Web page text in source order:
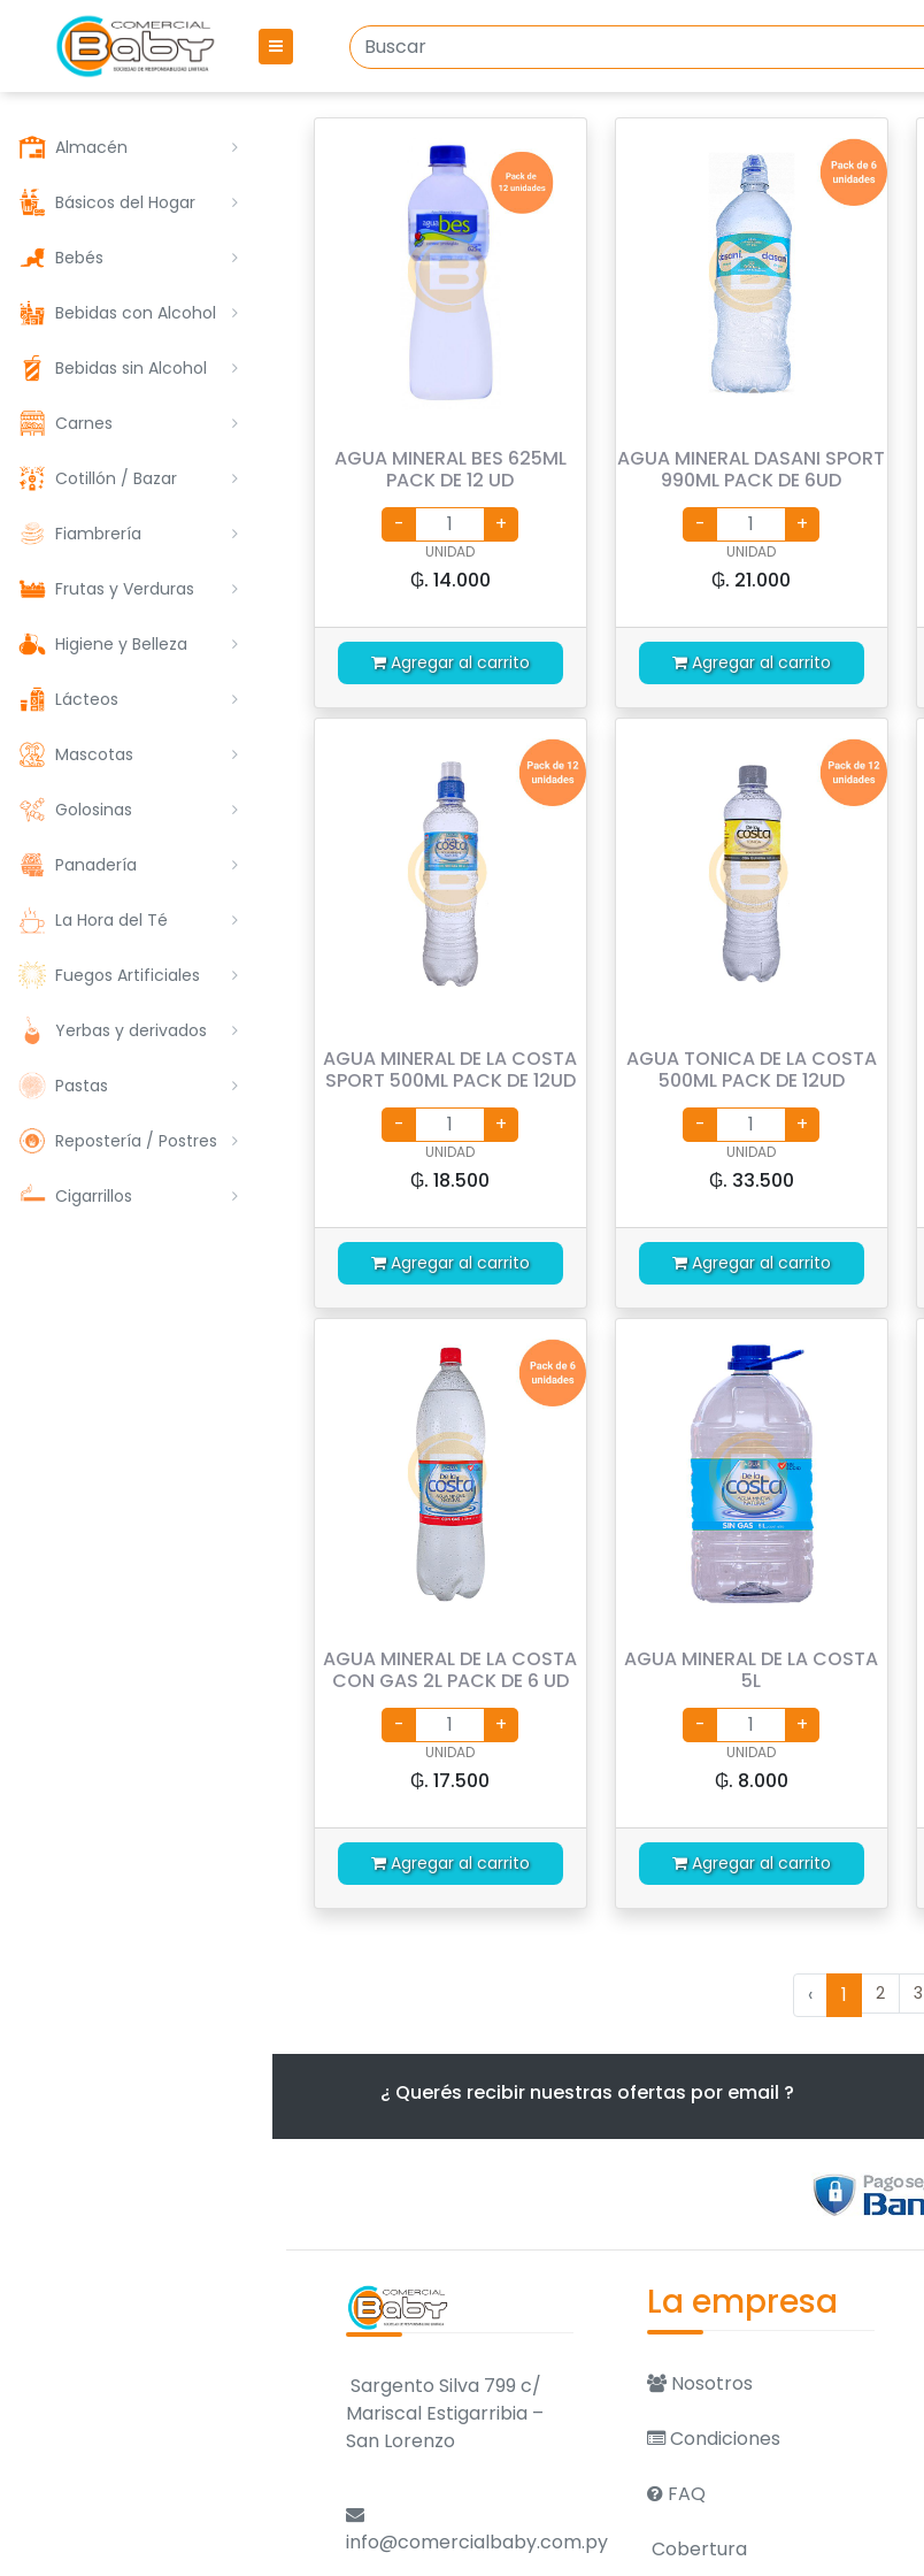
Almacén
Básicos del Hogar
Bebés
Bebidas con Alcohol
Bebidas sin Alcohol
Carnes
Cotillón / Bazar
Fiambrería
Frutas y Verduras
Higiene y Belleza
Lácteos
Mascotas
Golosinas
Panadería
La Hora del Té
Fuegos Artificiales
Yerbas y derivados
Pastas
Repostería / Postres
Cigarrillos
AGUA MINERAL BES 625ML
PACK DE 12 UD
UNIDAD
₲. 14.000
Agregar al carrito
AGUA MINERAL DASANI SPORT
990ML PACK DE 6UD
UNIDAD
₲. 21.000
Agregar al carrito
AGUA MINERAL DE LA COSTA
SPORT 500ML PACK DE 12UD
UNIDAD
₲. 18.500
Agregar al carrito
AGUA TONICA DE LA COSTA
500ML PACK DE 12UD
UNIDAD
₲. 33.500
Agregar al carrito
AGUA MINERAL DE LA COSTA
CON GAS 2L PACK DE 6 UD
UNIDAD
₲. 17.500
Agregar al carrito
AGUA MINERAL DE LA COSTA
5L
UNIDAD
₲. 8.000
Agregar al carrito
‹ 1 2 3
¿ Querés recibir nuestras ofertas por email ?
Sargento Silva 799 c/
Mariscal Estigarribia –
San Lorenzo
info@comercialbaby.com.py
La empresa
Nosotros
Condiciones
FAQ
Cobertura